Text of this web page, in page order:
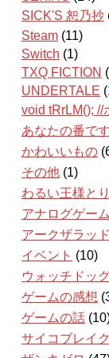
SICK'S 恕乃抄
Steam (11)
Switch (1)
TXQ FICTION
UNDERTALE
void tRrLM(); //
あなたの番です
かわいいもの
その他 (1)
わるい王様と
アナログゲーム
アークザラッ
イベント (10)
ウォッチドッ
ゲームの感想
ゲームの話
サイコブレイ